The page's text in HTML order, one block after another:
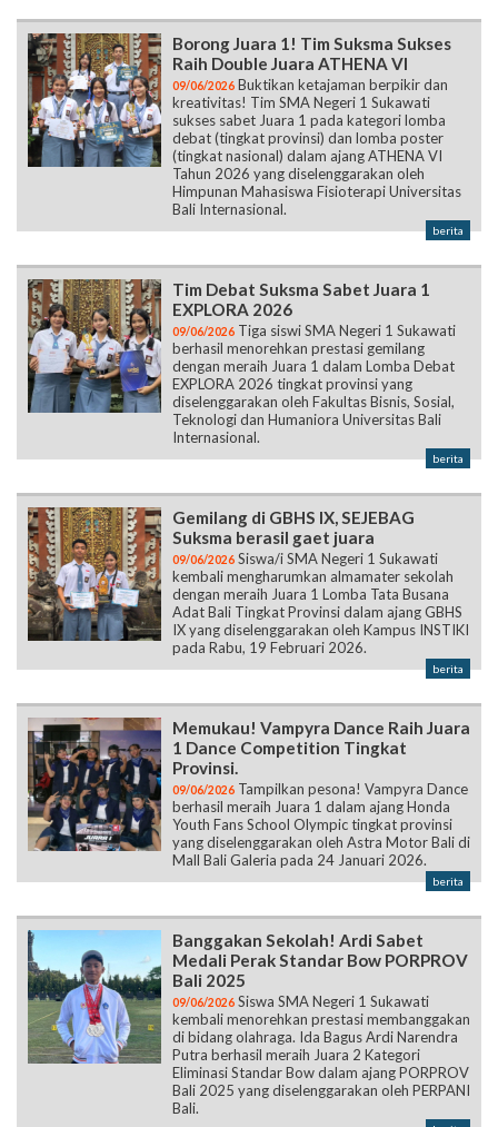
Borong Juara 1! Tim Suksma Sukses
Raih Double Juara ATHENA VI
09/06/2026 Buktikan ketajaman berpikir dan
kreativitas! Tim SMA Negeri 1 Sukawati
sukses sabet Juara 1 pada kategori lomba
debat (tingkat provinsi) dan lomba poster
(tingkat nasional) dalam ajang ATHENA VI
Tahun 2026 yang diselenggarakan oleh
Himpunan Mahasiswa Fisioterapi Universitas
Bali Internasional.
berita
Tim Debat Suksma Sabet Juara 1
EXPLORA 2026
09/06/2026 Tiga siswi SMA Negeri 1 Sukawati
berhasil menorehkan prestasi gemilang
dengan meraih Juara 1 dalam Lomba Debat
EXPLORA 2026 tingkat provinsi yang
diselenggarakan oleh Fakultas Bisnis, Sosial,
Teknologi dan Humaniora Universitas Bali
Internasional.
berita
Gemilang di GBHS IX, SEJEBAG
Suksma berasil gaet juara
09/06/2026 Siswa/i SMA Negeri 1 Sukawati
kembali mengharumkan almamater sekolah
dengan meraih Juara 1 Lomba Tata Busana
Adat Bali Tingkat Provinsi dalam ajang GBHS
IX yang diselenggarakan oleh Kampus INSTIKI
pada Rabu, 19 Februari 2026.
berita
Memukau! Vampyra Dance Raih Juara
1 Dance Competition Tingkat
Provinsi.
09/06/2026 Tampilkan pesona! Vampyra Dance
berhasil meraih Juara 1 dalam ajang Honda
Youth Fans School Olympic tingkat provinsi
yang diselenggarakan oleh Astra Motor Bali di
Mall Bali Galeria pada 24 Januari 2026.
berita
Banggakan Sekolah! Ardi Sabet
Medali Perak Standar Bow PORPROV
Bali 2025
09/06/2026 Siswa SMA Negeri 1 Sukawati
kembali menorehkan prestasi membanggakan
di bidang olahraga. Ida Bagus Ardi Narendra
Putra berhasil meraih Juara 2 Kategori
Eliminasi Standar Bow dalam ajang PORPROV
Bali 2025 yang diselenggarakan oleh PERPANI
Bali.